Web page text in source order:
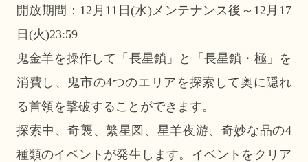
開放期間：12月11日(水)メンテナンス後～12月17
日(火)23:59
鬼金羊を操作して「長星鎖」と「長星鎖・極」を
消費し、鬼市の4つのエリアを探索して奥に隠れ
る首領を撃破することができます。
探索中、奇襲、繁星図、星羊夜游、奇妙な品の4
種類のイベントが発生します。イベントをクリア